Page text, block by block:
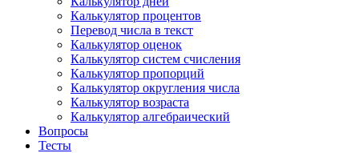
Калькулятор процентов
Перевод числа в текст
Калькулятор оценок
Калькулятор систем счисления
Калькулятор пропорций
Калькулятор округления числа
Калькулятор возраста
Калькулятор алгебраический
Вопросы
Тесты